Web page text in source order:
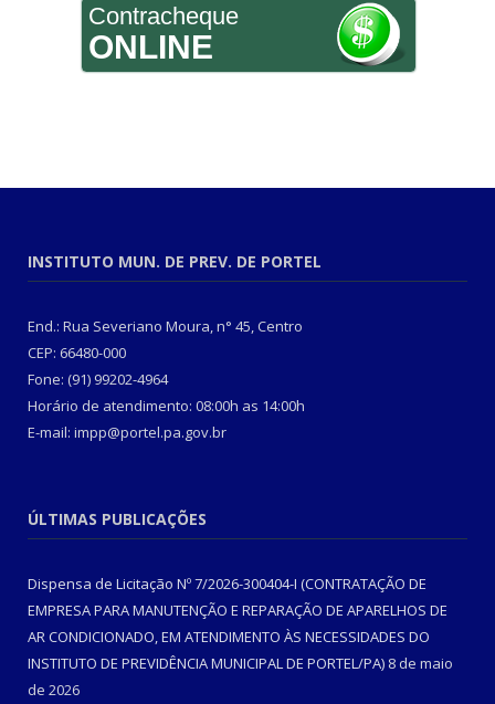
Contracheque
ONLINE
INSTITUTO MUN. DE PREV. DE PORTEL
End.: Rua Severiano Moura, n° 45, Centro
CEP: 66480-000
Fone: (91) 99202-4964
Horário de atendimento: 08:00h as 14:00h
E-mail: impp@portel.pa.gov.br
ÚLTIMAS PUBLICAÇÕES
Dispensa de Licitação Nº 7/2026-300404-I (CONTRATAÇÃO DE
EMPRESA PARA MANUTENÇÃO E REPARAÇÃO DE APARELHOS DE
AR CONDICIONADO, EM ATENDIMENTO ÀS NECESSIDADES DO
INSTITUTO DE PREVIDÊNCIA MUNICIPAL DE PORTEL/PA) 8 de maio
de 2026